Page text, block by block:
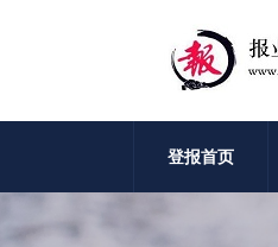
登报首页